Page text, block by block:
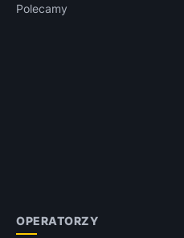
Polecamy
OPERATORZY